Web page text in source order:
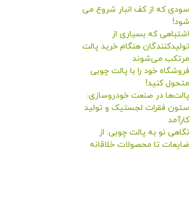
سودی که از کف انبار شروع می
شود!
اشتباهی که بسیاری از
تولیدکنندگان هنگام خرید پالت
مرتکب می‌شوند
فروشگاه خود را با پالت چوبی
متحول کنید!
پالت‌ها در صنعت خودروسازی:
ستون فقرات لجستیک و تولید
کارآمد
نگاهی نو به پالت چوبی: از
ضایعات تا محصولات خلاقانه